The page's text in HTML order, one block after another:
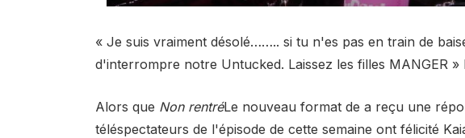
« Je suis vraiment désolé…….. si tu n'es pas en train de
d'interrompre notre Untucked. Laissez les filles MANGER »
Alors que Non rentréLe nouveau format de a reçu une
téléspectateurs de l'épisode de cette semaine ont félicité